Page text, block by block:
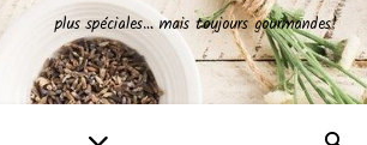
plus spéciales… mais toujours gourmandes!